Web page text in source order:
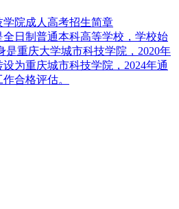
学院成人高考招生简章
日制普通本科高等学校，学校始
是重庆大学城市科技学院，2020年
为重庆城市科技学院，2024年通
合格评估。